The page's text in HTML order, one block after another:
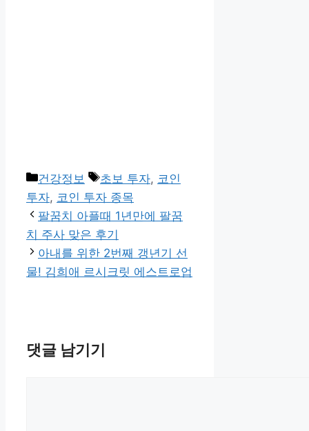
카
테
고
리
건강정보
태
그
초보 투자, 코인
투자, 코인 투자 종목
팔꿈치 아플때 1년만에 팔꿈
치 주사 맞은 후기
아내를 위한 2번째 갱년기 선
물! 김희애 르시크릿 에스트로업
댓글 남기기